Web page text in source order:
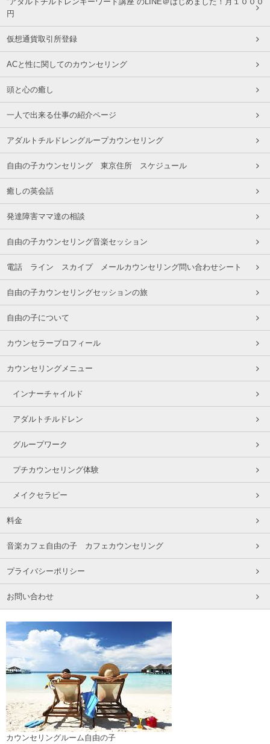
円
仮想通貨取引所登録
ACと性に関してのカウンセリング
頭と心の癒し
一人で出来る仕事の紹介ページ
アダルトチルドレングループカウンセリング
自由の子カウンセリング 東京住所 スケジュール
癒しの英会話
発達障害ママ達の相談
自由の子カウンセリング音楽セッション
電話 ライン スカイプ メールカウンセリング問い合わせシート
自由の子カウンセリングセッションの旅
自由の子について
カウンセラープロフィール
カウンセリングメニュー
インナーチャイルド
アダルトチルドレン
グループワーク
プチカウンセリング体験
メイクセラピー
料金
音楽カフェ自由の子 カフェカウンセリング
プライバシーポリシー
お問い合わせ
カウンセリングルーム自由の子